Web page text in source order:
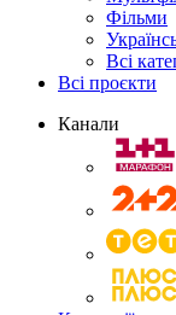
Фільми
Всі
Всі проєкти
Канали